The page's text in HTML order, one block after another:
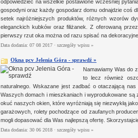
odpowiedzieć na wszelkie postawione wcześniej
gospodyni oraz każdy gospodarz domu odnajdzie coś
setek najróżniejszych produktów, różnych wzorów
eleganckich kubków oraz filiżanek. Z oferowaną
pierwszy rzut oka można od razu spisać na
Data dodania: 07 08 2017 · szczegóły wpisu »
Okna pcv Jelenia Góra - sprawdź »
Namawiamy Was do
to lecz również
naturalnego. Wskazane jest zadbać o otaczającą
Waszych domach i mieszkaniach i wyprodukowane są
okuć naszych okien, które wyróżniają się niezwykłą
garażowych, rolety pochodzące od zaufanych
mogli dopasować dla Was najlepszą ofertę.
Data dodania: 30 06 2018 · szczegóły wpisu »